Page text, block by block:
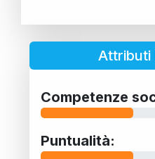
Attributi
Competenze
Puntualità: